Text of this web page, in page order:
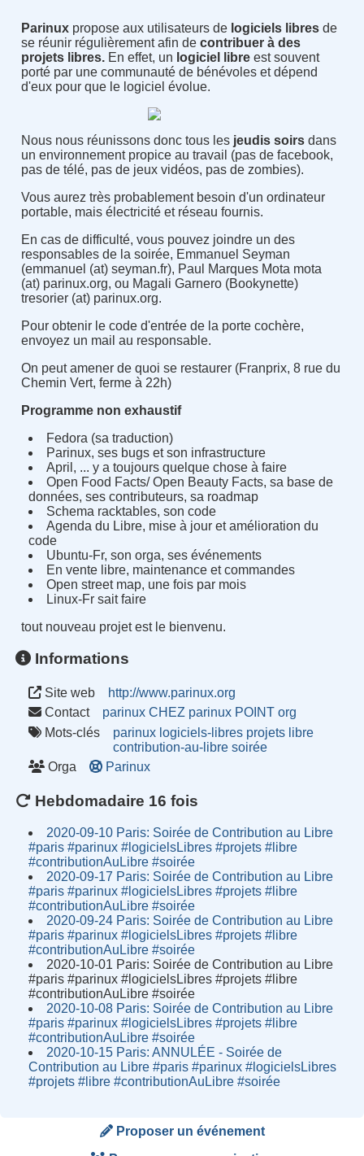
Parinuxpropose aux utilisateurs de logiciels libresde
se réunir régulièrement afin de contribuer à des
projets libres.En effet, un logiciel libreest souvent
porté par une communauté de bénévoles et dépend
d'eux pour que le logiciel évolue.
Nous nous réunissons donc tous lesjeudis soirsdans
un environnement propice au travail (pas de facebook,
pas de télé, pas de jeux vidéos, pas de zombies).
Vous aurez très probablement besoin d'un ordinateur
portable, mais électricité et réseau fournis.
En cas de difficulté, vous pouvez joindre un des
responsables de la soirée, Emmanuel Seyman
(emmanuel (at) seyman.fr), Paul Marques Mota mota
(at) parinux.org, ou Magali Garnero (Bookynette)
tresorier (at) parinux.org.
Pour obtenir le code d'entrée de la porte cochère,
envoyez un mail au responsable.
On peut amener de quoi se restaurer (Franprix, 8 rue du
Chemin Vert, ferme à 22h)
Programme non exhaustif
Fedora (sa traduction)
Parinux, ses bugs et son infrastructure
April, ... y a toujours quelque chose à faire
Open Food Facts/ Open Beauty Facts, sa base de
données, ses contributeurs, sa roadmap
Schema racktables, son code
Agenda du Libre, mise à jour et amélioration du
code
Ubuntu-Fr, son orga, ses événements
En vente libre, maintenance et commandes
Open street map, une fois par mois
Linux-Fr sait faire
tout nouveau projet est le bienvenu.
Informations
Site web
http://www.parinux.org
Contact
parinux CHEZ parinux POINT org
Mots-clés
parinux logiciels-libres projets libre
contribution-au-libre soirée
Orga
Parinux
Hebdomadaire 16 fois
2020-09-10 Paris: Soirée de Contribution au Libre
#paris #parinux #logicielsLibres #projets #libre
#contributionAuLibre #soirée
2020-09-17 Paris: Soirée de Contribution au Libre
#paris #parinux #logicielsLibres #projets #libre
#contributionAuLibre #soirée
2020-09-24 Paris: Soirée de Contribution au Libre
#paris #parinux #logicielsLibres #projets #libre
#contributionAuLibre #soirée
2020-10-01 Paris: Soirée de Contribution au Libre
#paris #parinux #logicielsLibres #projets #libre
#contributionAuLibre #soirée
2020-10-08 Paris: Soirée de Contribution au Libre
#paris #parinux #logicielsLibres #projets #libre
#contributionAuLibre #soirée
2020-10-15 Paris: ANNULÉE - Soirée de
Contribution au Libre #paris #parinux #logicielsLibres
#projets #libre #contributionAuLibre #soirée
Proposer un événement